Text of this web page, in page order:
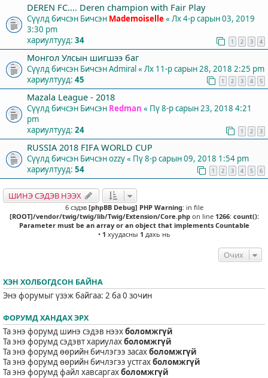
DEREN FC.... Deren champion with Fair Play
Сүүлд бичсэн Бичсэн Mademoiselle« Лх 4-р сарын 03, 2019
3:30 pm
хариултууд: 34 1 2 3 4
Монгол Улсын шигшээ баг
Сүүлд бичсэн БичсэнAdmiral« Лх 11-р сарын 28, 2018 2:25 pm
хариултууд: 45 1 2 3 4 5
Mazala League - 2018
Сүүлд бичсэн Бичсэн Redman « Пү 8-р сарын 23, 2018 4:21
pm
хариултууд: 24 1 2 3
RUSSIA 2018 FIFA WORLD CUP
Сүүлд бичсэн Бичсэнozzy« Пү 8-р сарын 09, 2018 1:54 pm
хариултууд: 54 1 2 3 4 5 6
ШИНЭ СЭДЭВ НЭЭХ
6 сэдэв [phpBB Debug] PHP Warning: in file
[ROOT]/vendor/twig/twig/lib/Twig/Extension/Core.phpon line 1266: count():
Parameter must be an array or an object that implements Countable
• 1 хуудасны 1 дахь нь
Очих
ХЭН ХОЛБОГДСОН БАЙНА
Энэ форумыг үзэж байгаа: 2 ба 0 зочин
ФОРУМД ХАНДАХ ЭРХ
Та энэ форумд шинэ сэдэв нээхболомжгүй
Та энэ форумд сэдэвт хариулахболомжгүй
Та энэ форумд өөрийн бичлэгээ засахболомжгүй
Та энэ форумд өөрийн бичлэгээ устгахболомжгүй
Та энэ форумд файл хавсаргахболомжгүй